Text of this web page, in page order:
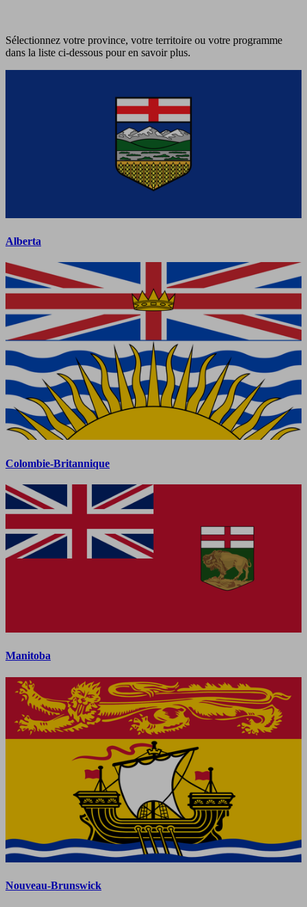
Sélectionnez votre province, votre territoire ou votre programme
dans la liste ci-dessous pour en savoir plus.
Alberta
Colombie-Britannique
Manitoba
Nouveau-Brunswick